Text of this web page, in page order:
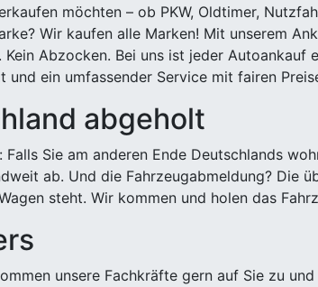
möchten – ob PKW, Oldtimer,
Wir kaufen alle Marken! Mit unserem
Abzocken. Bei uns ist jeder Autoankauf
und ein umfassender Service mit fairen
abgeholt
Falls Sie am anderen Ende Deutschlands
ab. Und die Fahrzeugabmeldung? Die
steht. Wir kommen und holen das
unsere Fachkräfte gern auf Sie zu